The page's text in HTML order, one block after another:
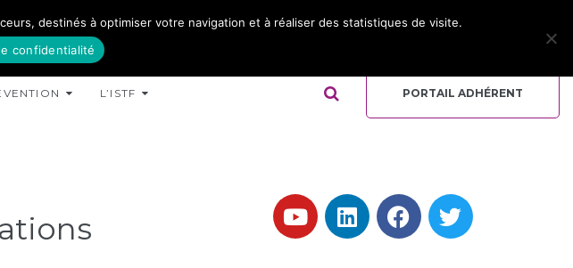
ADHÉRER REJOIGNEZ L’ÉQUIPE QUI-SOMMES NOUS ?
L’ISTF PORTAIL ADHÉRENT
destinés à optimiser votre navigation et à réaliser des statistiques de visite.
confidentialité